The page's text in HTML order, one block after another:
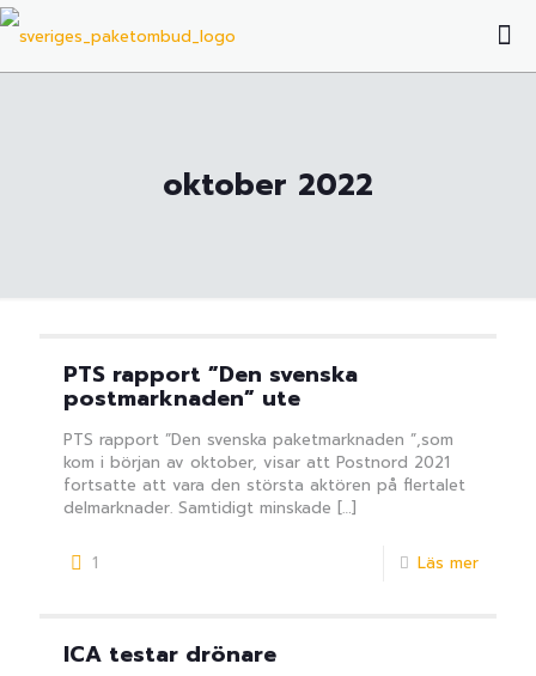
oktober 2022
PTS rapport ”Den svenska
postmarknaden” ute
PTS rapport ”Den svenska paketmarknaden ”,som
kom i början av oktober, visar att Postnord 2021
fortsatte att vara den största aktören på flertalet
delmarknader. Samtidigt minskade […]
1 Läs mer
ICA testar drönare